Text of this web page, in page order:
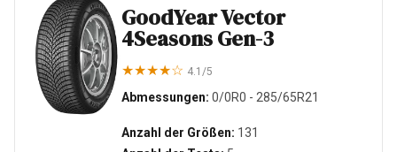
GoodYear Vector
4Seasons Gen-3
★★★★☆ 4.1/5
Abmessungen: 0/0R0 - 285/65R21
Anzahl der Größen: 131